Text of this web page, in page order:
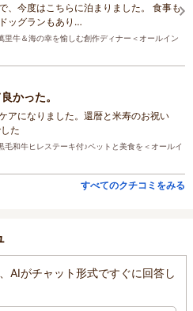
、今度はこちらに泊まりました。 食事も
ッグランもあり…
里牛＆海の幸を愉しむ創作ディナー＜オールイン
かった。
アになりました。還暦と米寿のお祝い
た
毛和牛ヒレステーキ付♪ペットと美食を＜オールイ
すべてのクチコミをみる
AIがチャット形式ですぐに回答し